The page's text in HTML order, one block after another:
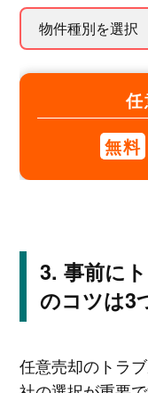
無料
事前に
のコツは3
任意売却のトラ